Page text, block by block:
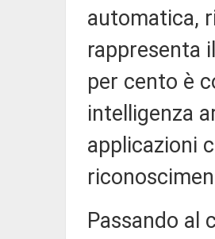
automatica,
rappresenta
per cento è
intelligenza
applicazioni
Passando al